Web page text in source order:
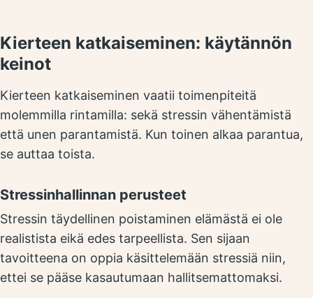
Kierteen katkaiseminen: käytännön
keinot
Kierteen katkaiseminen vaatii toimenpiteitä
molemmilla rintamilla: sekä stressin vähentämistä
että unen parantamistä. Kun toinen alkaa parantua,
se auttaa toista.
Stressinhallinnan perusteet
Stressin täydellinen poistaminen elämästä ei ole
realistista eikä edes tarpeellista. Sen sijaan
tavoitteena on oppia käsittelemään stressiä niin,
ettei se pääse kasautumaan hallitsemattomaksi.